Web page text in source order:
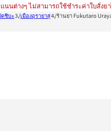
นนต่างๆ ไม่สามารถใช้ชำระค่าใบสั่งย
ดชิบะ เมืองอุรายาสุ ร้านยา Fukutaro